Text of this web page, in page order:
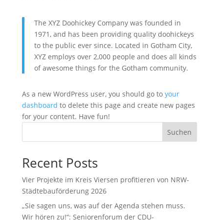
The XYZ Doohickey Company was founded in
1971, and has been providing quality doohickeys
to the public ever since. Located in Gotham City,
XYZ employs over 2,000 people and does all kinds
of awesome things for the Gotham community.
As a new WordPress user, you should go to your
dashboard to delete this page and create new pages
for your content. Have fun!
Suchen
Recent Posts
Vier Projekte im Kreis Viersen profitieren von NRW-
Städtebauförderung 2026
„Sie sagen uns, was auf der Agenda stehen muss.
Wir hören zu!“: Seniorenforum der CDU-